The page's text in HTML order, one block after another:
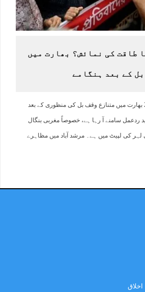
طاقت کی نمائش؟ بھارت میں
کے بعد ہنگامے
ویب ڈیسک 14 اپریل 2025 بھارت میں متنازع وقف بل کی منظوری کے بعد
ردعمل سامنے آ رہا ہے، خصوصاً مغربی بنگال
لہر کی لپیٹ میں ہے۔ مرشد آباد میں مظاہرے